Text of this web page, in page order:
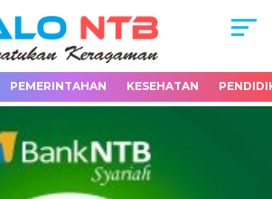
PEMERINTAHAN KESEHATAN